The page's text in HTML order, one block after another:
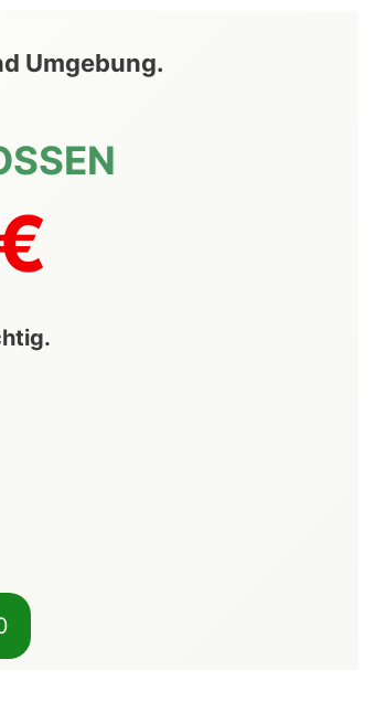
Umgebung.